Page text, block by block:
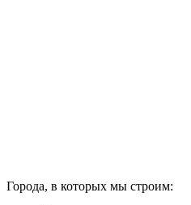
Города, в которых мы строим: